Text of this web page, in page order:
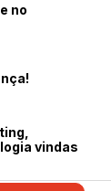
no
vindas